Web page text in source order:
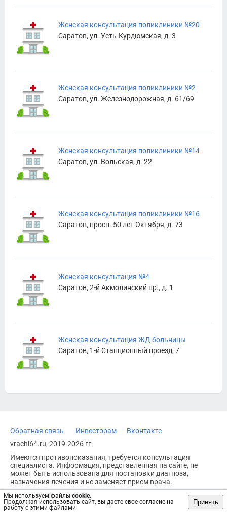
Мы используем файлы cookie.
Продолжая использовать сайт, вы даете свое согласие на
работу с этими файлами.
Принять
Женская консультация поликлиники №20
Саратов, ул. Усть-Курдюмская, д. 3
Женская консультация поликлиники №2
Саратов, ул. Железнодорожная, д. 61/69
Женская консультация поликлиники №14
Саратов, ул. Вольская, д. 22
Женская консультация поликлиники №16
Саратов, просп. 50 лет Октября, д. 73
Женская консультация №4
Саратов, 2-й Акмолинский пр., д. 1
Женская консультация ЖД больницы
Саратов, 1-й Станционный проезд, 7
Обратная связь Инвесторам
Вконтакте
vrachi64.ru, 2019-2026 гг.
Имеются противопоказания, требуется консультация
специалиста. Информация, представленная на сайте, не
может быть использована для постановки диагноза,
назначения лечения и не заменяет прием врача.
Возрастное ограничение: 18+